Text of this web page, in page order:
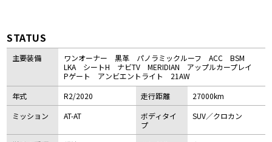
STATUS
主要装備
ワンオーナー 黒革 パノラミックルーフ ACC BSM
LKA シートH ナビTV MERIDIAN アップルカープレイ
Pゲート アンビエントライト 21AW
年式
R2/2020 走行距離
27000km
ミッション
AT-AT
ボディタイ
プ
SUV／クロカン